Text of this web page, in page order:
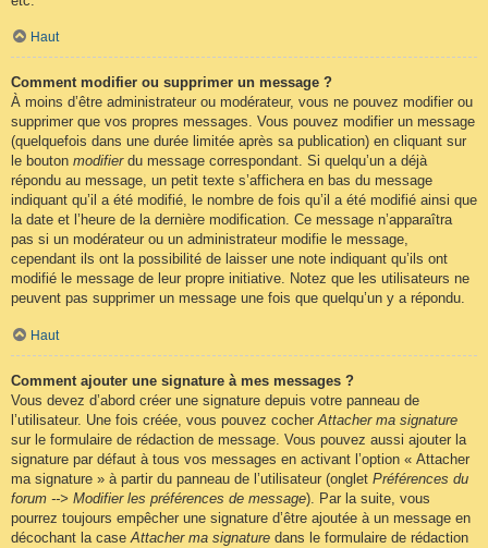
Haut
Comment modifier ou supprimer un message ?
À moins d’être administrateur ou modérateur, vous ne pouvez modifier ou
supprimer que vos propres messages. Vous pouvez modifier un message
(quelquefois dans une durée limitée après sa publication) en cliquant sur
le bouton modifierdu message correspondant. Si quelqu’un a déjà
répondu au message, un petit texte s’affichera en bas du message
indiquant qu’il a été modifié, le nombre de fois qu’il a été modifié ainsi que
la date et l’heure de la dernière modification. Ce message n’apparaîtra
pas si un modérateur ou un administrateur modifie le message,
cependant ils ont la possibilité de laisser une note indiquant qu’ils ont
modifié le message de leur propre initiative. Notez que les utilisateurs ne
peuvent pas supprimer un message une fois que quelqu’un y a répondu.
Haut
Comment ajouter une signature à mes messages ?
Vous devez d’abord créer une signature depuis votre panneau de
l’utilisateur. Une fois créée, vous pouvez cocherAttacher ma signature
sur le formulaire de rédaction de message. Vous pouvez aussi ajouter la
signature par défaut à tous vos messages en activant l’option « Attacher
ma signature » à partir du panneau de l’utilisateur (onglet Préférences du
forum --> Modifier les préférences de message). Par la suite, vous
pourrez toujours empêcher une signature d’être ajoutée à un message en
décochant la caseAttacher ma signature dans le formulaire de rédaction